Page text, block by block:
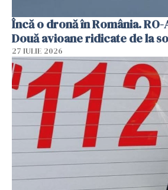
Încă o dronă în România. RO-
Două avioane ridicate de la
27 IULIE 2026